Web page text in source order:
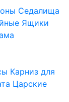
Седалища
Ящики
Карниз для
Царские